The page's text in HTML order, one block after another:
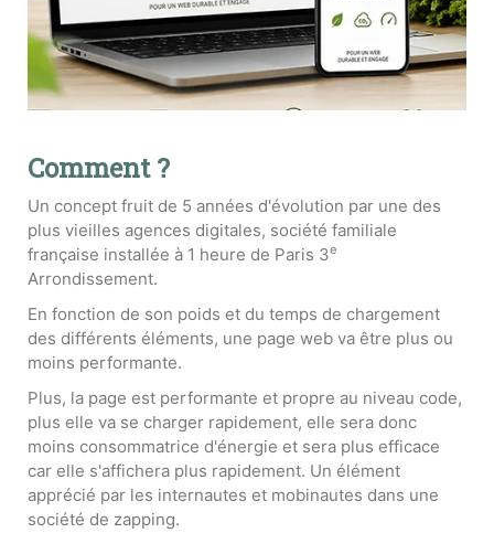
Comment ?
Un concept fruit de 5 années d'évolution par une des
plus vieilles agences digitales, société familiale
française installée à 1 heure de Paris 3e
Arrondissement.
En fonction de son poids et du temps de chargement
des différents éléments, une page web va être plus ou
moins performante.
Plus, la page est performante et propre au niveau code,
plus elle va se charger rapidement, elle sera donc
moins consommatrice d'énergie et sera plus efficace
car elle s'affichera plus rapidement. Un élément
apprécié par les internautes et mobinautes dans une
société de zapping.